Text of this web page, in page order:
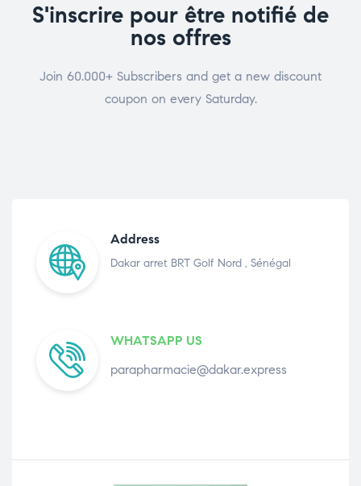
S'inscrire pour être notifié de
nos offres
Join 60.000+ Subscribers and get a new discount
coupon on every Saturday.
Address
Dakar arret BRT Golf Nord , Sénégal
WHATSAPP US
parapharmacie@dakar.express